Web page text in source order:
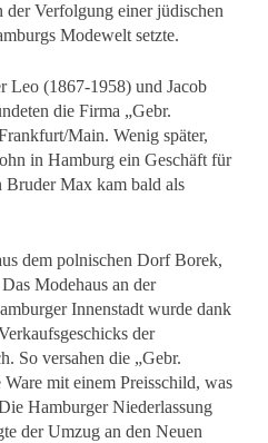
Verfolgung einer jüdischen
Modewelt setzte.
Leo (1867-1958) und Jacob
die Firma „Gebr.
Main. Wenig später,
in Hamburg ein Geschäft für
Bruder Max kam bald als
dem polnischen Dorf Borek,
Modehaus an der
Innenstadt wurde dank
der
So versahen die „Gebr.
mit einem Preisschild, was
Hamburger Niederlassung
der Umzug an den Neuen